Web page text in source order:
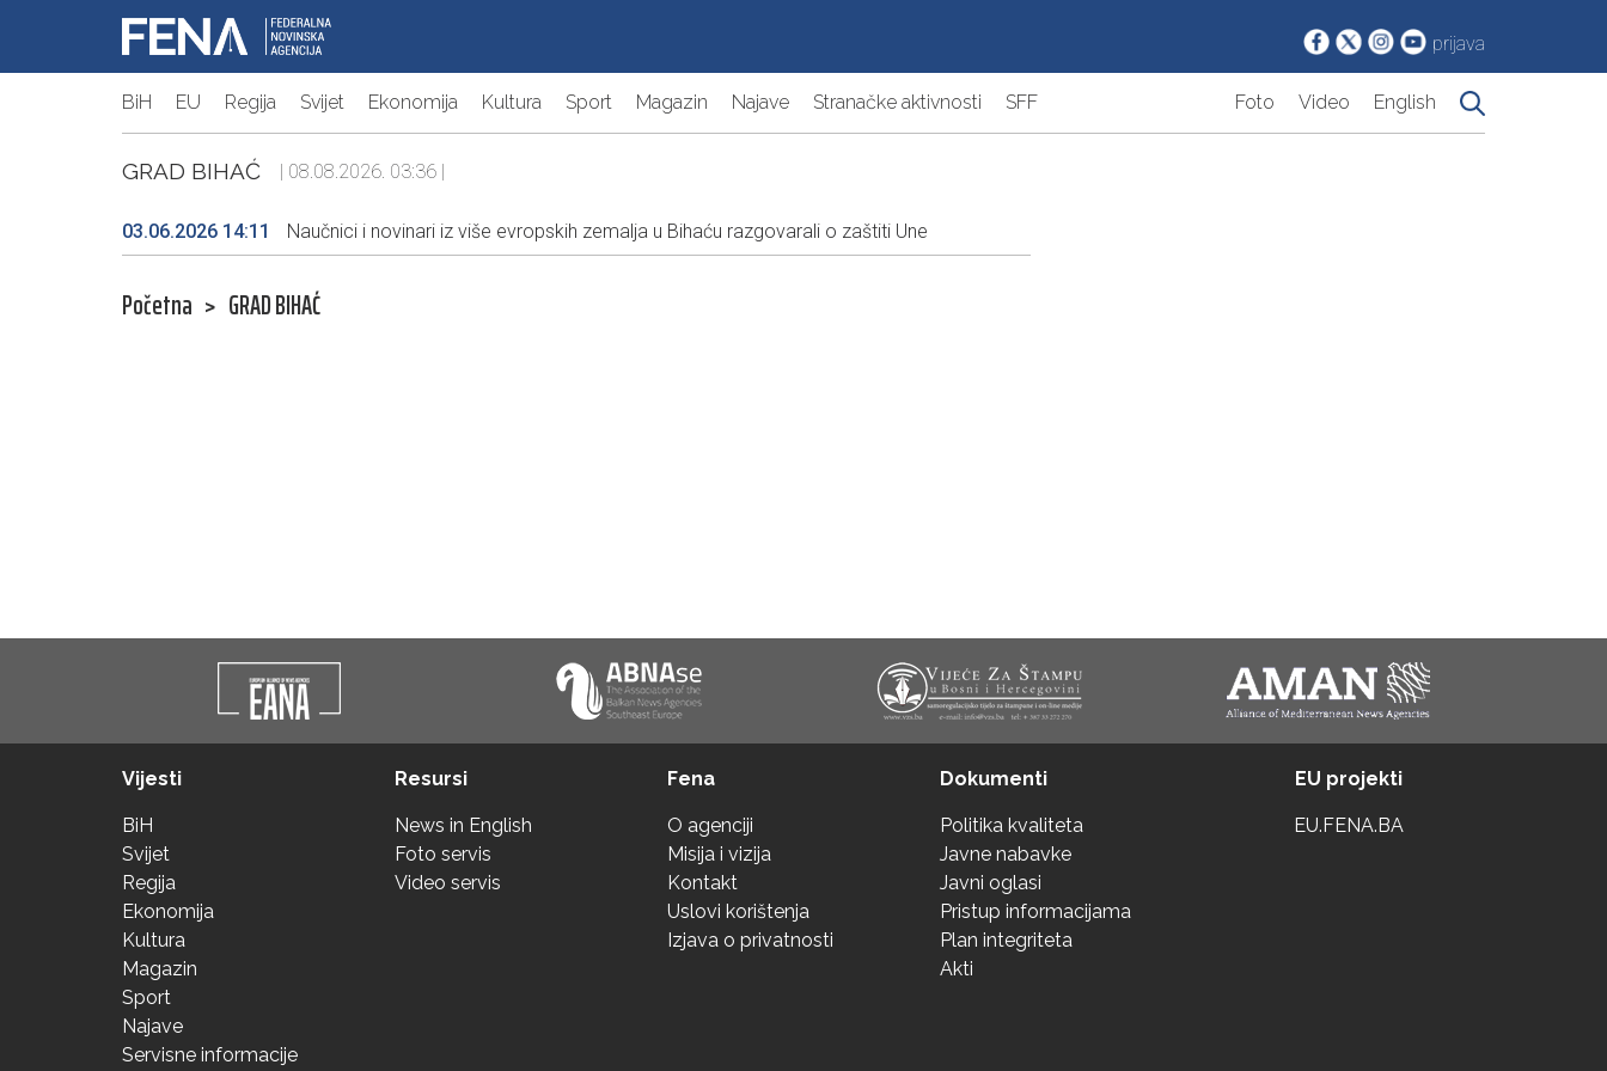
prijava
BiH EU Regija Svijet Ekonomija Kultura Sport Magazin Najave Stranačke aktivnosti SFF Foto Video English
GRAD BIHAĆ | 08.08.2026. 03:36 |
03.06.2026 14:11 Naučnici i novinari iz više evropskih zemalja u Bihaću razgovarali o zaštiti Une
Početna > GRAD BIHAĆ
Vijesti
BiH
Svijet
Regija
Ekonomija
Kultura
Magazin
Sport
Najave
Servisne informacije
Resursi
News in English
Foto servis
Video servis
Fena
O agenciji
Misija i vizija
Kontakt
Uslovi korištenja
Izjava o privatnosti
Dokumenti
Politika kvaliteta
Javne nabavke
Javni oglasi
Pristup informacijama
Plan integriteta
Akti
EU projekti
EU.FENA.BA